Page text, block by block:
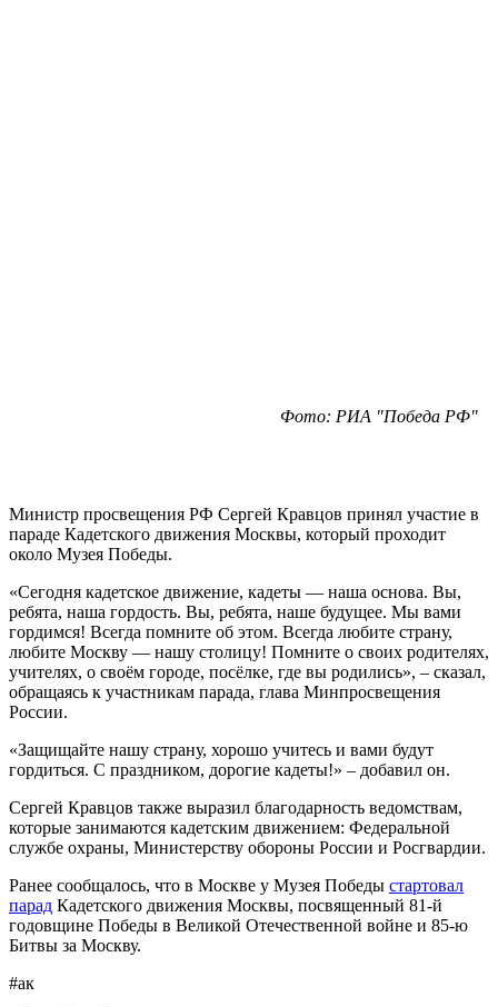
Фото: РИА "Победа РФ"
Министр просвещения РФ Сергей Кравцов принял участие в
параде Кадетского движения Москвы, который проходит
около Музея Победы.
«Сегодня кадетское движение, кадеты — наша основа. Вы,
ребята, наша гордость. Вы, ребята, наше будущее. Мы вами
гордимся! Всегда помните об этом. Всегда любите страну,
любите Москву — нашу столицу! Помните о своих родителях,
учителях, о своём городе, посёлке, где вы родились», – сказал,
обращаясь к участникам парада, глава Минпросвещения
России.
«Защищайте нашу страну, хорошо учитесь и вами будут
гордиться. С праздником, дорогие кадеты!» – добавил он.
Сергей Кравцов также выразил благодарность ведомствам,
которые занимаются кадетским движением: Федеральной
службе охраны, Министерству обороны России и Росгвардии.
Ранее сообщалось, что в Москве у Музея Победы стартовал
парад Кадетского движения Москвы, посвященный 81-й
годовщине Победы в Великой Отечественной войне и 85-ю
Битвы за Москву.
#ак